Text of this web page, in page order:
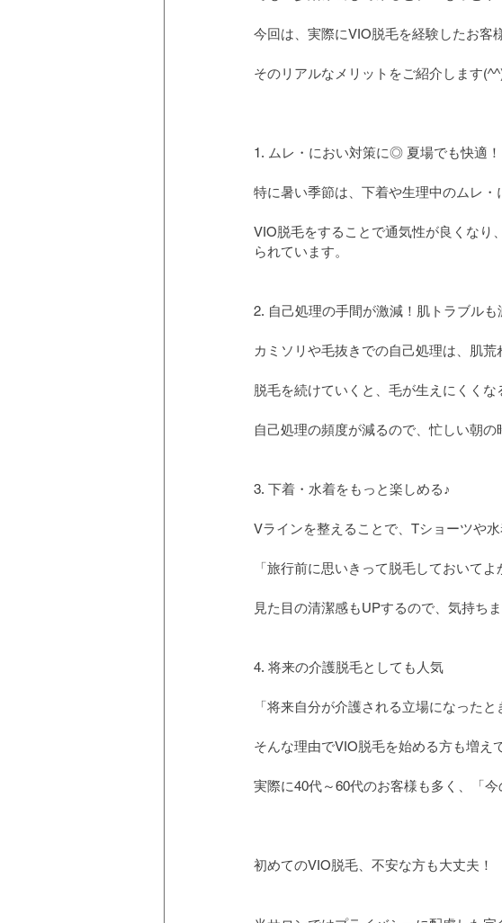
今回は、実際にVIO脱毛を経験したお客
そのリアルなメリットをご紹介します
1. ムレ・におい対策に◎ 夏場でも快適！
特に暑い季節は、下着や生理中のムレ・
VIO脱毛をすることで通気性が良くなり
られています。
2. 自己処理の手間が激減！肌トラブルも
カミソリや毛抜きでの自己処理は、肌
脱毛を続けていくと、毛が生えにくく
自己処理の頻度が減るので、忙しい朝の
3. 下着・水着をもっと楽しめる♪
Vラインを整えることで、Tショーツや
「旅行前に思いきって脱毛しておいて
見た目の清潔感もUPするので、気持ち
4. 将来の介護脱毛としても人気
「将来自分が介護される立場になった
そんな理由でVIO脱毛を始める方も増え
実際に40代～60代のお客様も多く、「
初めてのVIO脱毛、不安な方も大丈夫！